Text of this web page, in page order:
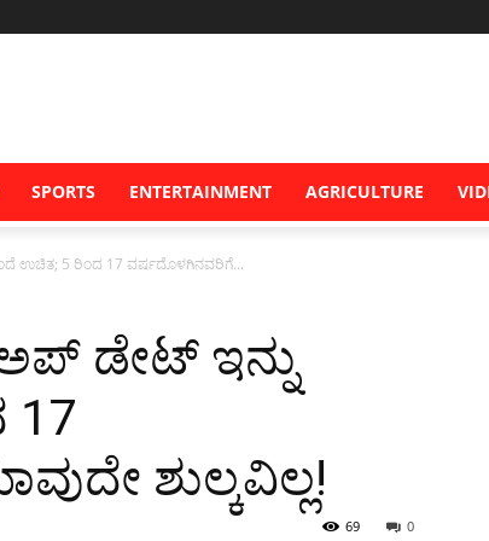
SPORTS ENTERTAINMENT AGRICULTURE
ಉಚಿತ; 5 ರಿಂದ 17 ವರ್ಷದೊಳಗಿನವರಿಗೆ...
ಡೇಟ್ ಇನ್ನು
ಶುಲ್ಕವಿಲ್ಲ!
0
69